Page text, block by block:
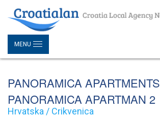
MENU
PANORAMICA APARTMENTS
PANORAMICA APARTMAN 2
Hrvatska / Crikvenica